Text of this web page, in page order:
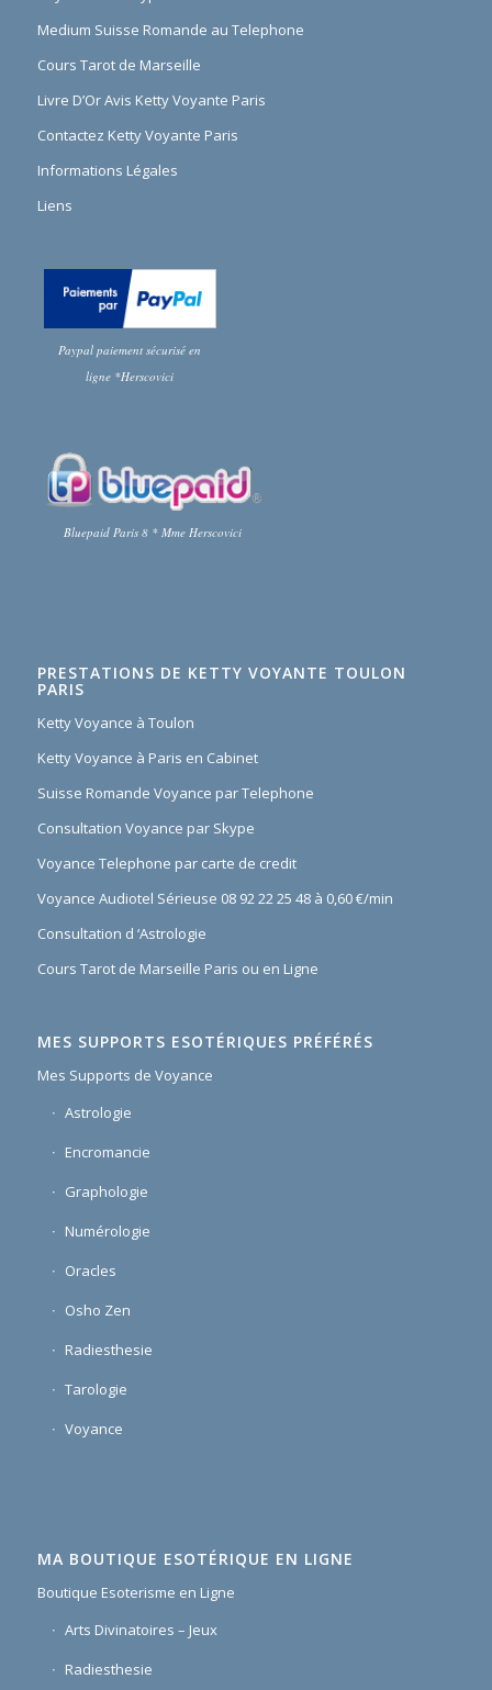
Medium Suisse Romande au Telephone
Cours Tarot de Marseille
Livre D’Or Avis Ketty Voyante Paris
Contactez Ketty Voyante Paris
Informations Légales
Liens
Paypal paiement sécurisé en
ligne *Herscovici
Bluepaid Paris 8 * Mme Herscovici
PRESTATIONS DE KETTY VOYANTE TOULON
PARIS
Ketty Voyance à Toulon
Ketty Voyance à Paris en Cabinet
Suisse Romande Voyance par Telephone
Consultation Voyance par Skype
Voyance Telephone par carte de credit
Voyance Audiotel Sérieuse 08 92 22 25 48 à 0,60 €/min
Consultation d ‘Astrologie
Cours Tarot de Marseille Paris ou en Ligne
MES SUPPORTS ESOTÉRIQUES PRÉFÉRÉS
Mes Supports de Voyance
Astrologie
Encromancie
Graphologie
Numérologie
Oracles
Osho Zen
Radiesthesie
Tarologie
Voyance
MA BOUTIQUE ESOTÉRIQUE EN LIGNE
Boutique Esoterisme en Ligne
Arts Divinatoires – Jeux
Radiesthesie